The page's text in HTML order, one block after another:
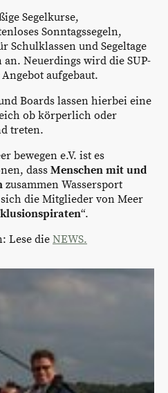
Segelkurse,
Sonntagssegeln,
und Segeltage
Neuerdings wird die SUP-
aufgebaut.
Boards lassen hierbei eine
ob körperlich oder
treten.
bewegen e.V. ist es
dass Menschen mit und
zusammen Wassersport
die Mitglieder von Meer
“.
Lese die NEWS.